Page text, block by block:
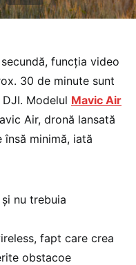
funcția video
30 de minute sunt
Modelul Mavic Air
Air, dronă lansată
însă minimă, iată
nu trebuia
fapt care crea
obstacoe